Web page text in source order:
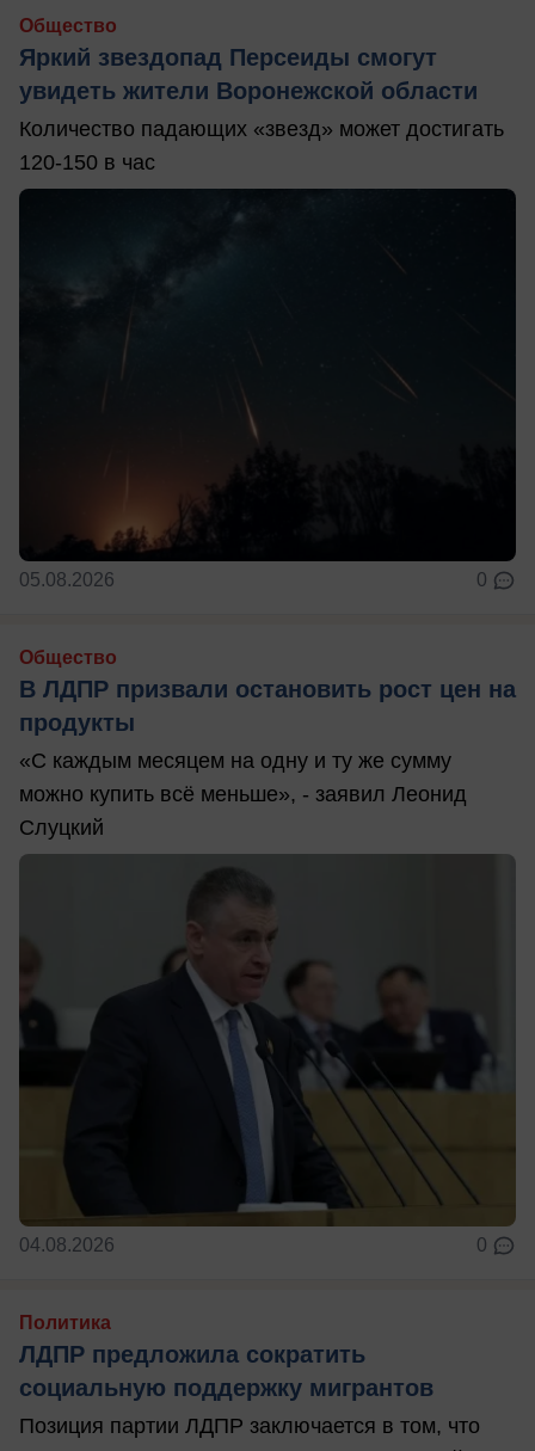
Общество
Яркий звездопад Персеиды смогут
увидеть жители Воронежской области
Количество падающих «звезд» может достигать
120-150 в час
05.08.2026 0
Общество
В ЛДПР призвали остановить рост цен на
продукты
«С каждым месяцем на одну и ту же сумму
можно купить всё меньше», - заявил Леонид
Слуцкий
04.08.2026 0
Политика
ЛДПР предложила сократить
социальную поддержку мигрантов
Позиция партии ЛДПР заключается в том, что